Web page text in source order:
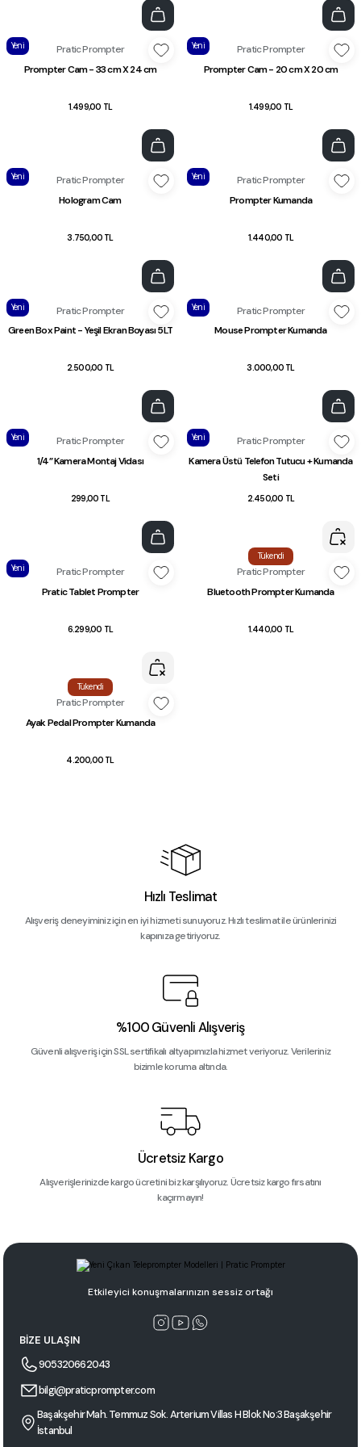
Yeni
Pratic Prompter
Prompter Cam - 33 cm X 24 cm
1.499,00 TL
Yeni
Pratic Prompter
Prompter Cam - 20 cm X 20 cm
1.499,00 TL
Yeni
Pratic Prompter
Hologram Cam
3.750,00 TL
Yeni
Pratic Prompter
Prompter Kumanda
1.440,00 TL
Yeni
Pratic Prompter
Green Box Paint - Yeşil Ekran Boyası 5LT
2.500,00 TL
Yeni
Pratic Prompter
Mouse Prompter Kumanda
3.000,00 TL
Yeni
Pratic Prompter
1/4” Kamera Montaj Vidası
299,00 TL
Yeni
Pratic Prompter
Kamera Üstü Telefon Tutucu + Kumanda
Seti
2.450,00 TL
Yeni
Pratic Prompter
Pratic Tablet Prompter
6.299,00 TL
Tükendi
Pratic Prompter
Bluetooth Prompter Kumanda
1.440,00 TL
Tükendi
Pratic Prompter
Ayak Pedal Prompter Kumanda
4.200,00 TL
Hızlı Teslimat
Alışveriş deneyiminiz için en iyi hizmeti sunuyoruz. Hızlı teslimat ile ürünlerinizi
kapınıza getiriyoruz.
%100 Güvenli Alışveriş
Güvenli alışveriş için SSL sertifikalı altyapımızla hizmet veriyoruz. Verileriniz
bizimle koruma altında.
Ücretsiz Kargo
Alışverişlerinizde kargo ücretini biz karşılıyoruz. Ücretsiz kargo fırsatını
kaçırmayın!
Etkileyici konuşmalarınızın sessiz ortağı
BİZE ULAŞIN
905320662043
bilgi@praticprompter.com
Başakşehir Mah. Temmuz Sok. Arterium Villas H Blok No:3 Başakşehir
İstanbul